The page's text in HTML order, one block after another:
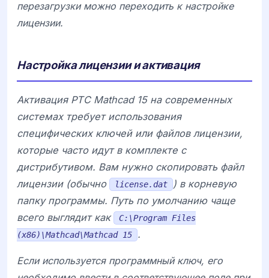
перезагрузки можно переходить к настройке
лицензии.
Настройка лицензии и активация
Активация PTC Mathcad 15на современных
системах требует использования
специфических ключей или файлов лицензии,
которые часто идут в комплекте с
дистрибутивом. Вам нужно скопировать файл
лицензии (обычно
license.dat
) в корневую
папку программы. Путь по умолчанию чаще
всего выглядит как
C:\Program Files
(x86)\Mathcad\Mathcad 15
.
Если используется программный ключ, его